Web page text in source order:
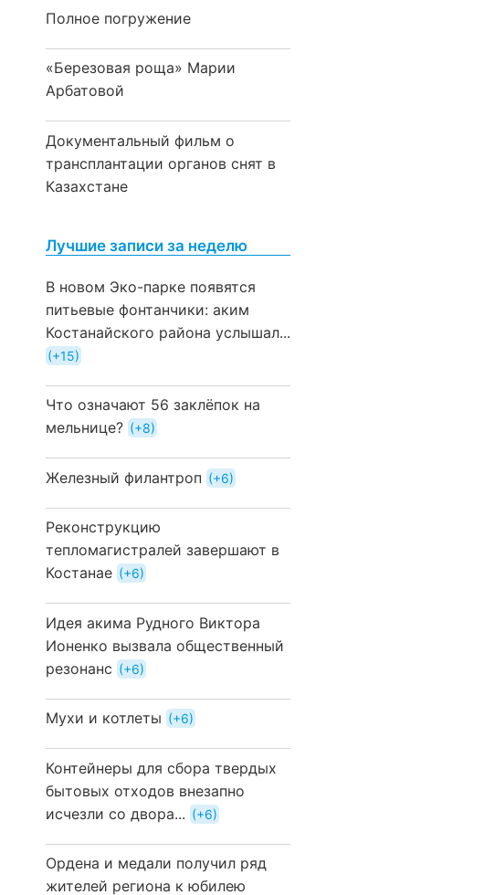
Полное погружение
«Березовая роща» Марии
Арбатовой
Документальный фильм о
трансплантации органов снят в
Казахстане
Лучшие записи за неделю
В новом Эко-парке появятся
питьевые фонтанчики: аким
Костанайского района услышал...
+15
Что означают 56 заклёпок на
мельнице?
+8
Железный филантроп +6
Реконструкцию
тепломагистралей завершают в
Костанае
+6
Идея акима Рудного Виктора
Ионенко вызвала общественный
резонанс
+6
Мухи и котлеты +6
Контейнеры для сбора твердых
бытовых отходов внезапно
исчезли со двора...
+6
Ордена и медали получил ряд
жителей региона к юбилею